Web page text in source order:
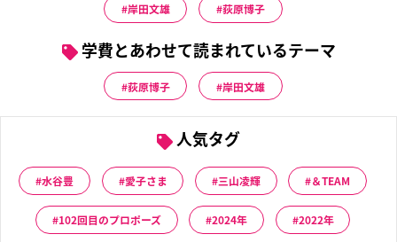
岸田文雄 荻原博子
学費とあわせて読まれているテーマ
荻原博子 岸田文雄
人気タグ
水谷豊 愛子さま 三山凌輝 ＆TEAM
102回目のプロポーズ 2024年 2022年